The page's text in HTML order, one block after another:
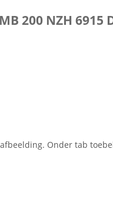
200 NZH 6915
Onder tab